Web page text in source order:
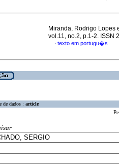
Miranda, Rodrigo Lopes
vol.11, no.2, p.1-2. ISSN
· texto em portugu�s
de dados : article